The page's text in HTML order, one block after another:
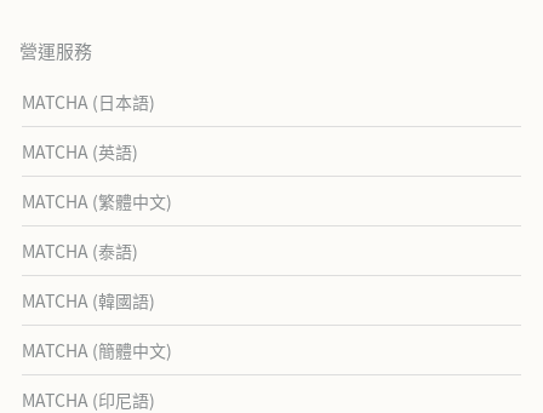
營運服務
MATCHA (日本語)
MATCHA (英語)
MATCHA (繁體中文)
MATCHA (泰語)
MATCHA (韓國語)
MATCHA (簡體中文)
MATCHA (印尼語)